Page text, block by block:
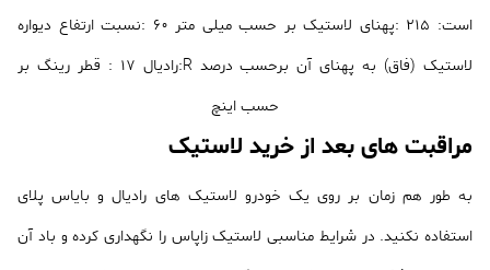
است: 215 :پهنای لاستیک بر حسب میلی متر 60 :نسبت ارتفاع دیواره
لاستیک (فاق) به پهنای آن برحسب درصد R:رادیال 17 : قطر رینگ بر
حسب اینچ
مراقبت های بعد از خرید لاستیک
به طور هم زمان بر روی یک خودرو لاستیک های رادیال و بایاس پلای
استفاده نکنید. در شرایط مناسبی لاستیک زاپاس را نگهداری کرده و باد آن